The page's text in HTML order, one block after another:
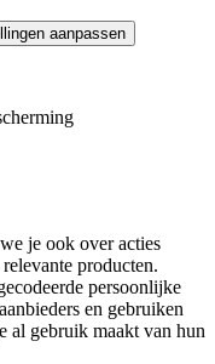
aanpassen
je ook over acties
producten.
persoonlijke
en gebruiken
al gebruik maakt van hun